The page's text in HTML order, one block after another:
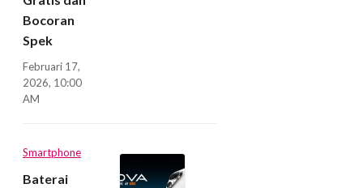
Bocoran
Spek
Februari 17,
2026, 10:00
AM
Smartphone
Baterai